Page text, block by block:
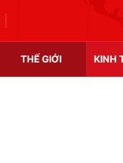
THẾ GIỚI KINH